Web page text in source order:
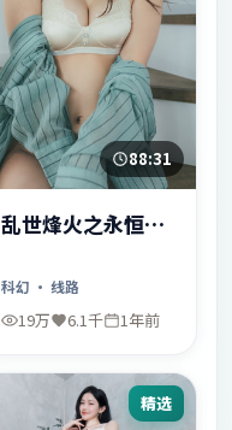
88:31
乱世烽火之永恒爱
科幻 · 线路
19万 6.1千 1年前
精选